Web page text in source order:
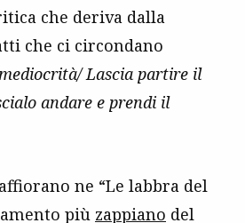
che deriva dalla
che ci circondano
Lascia partire il
andare e prendi il
ne “Le labbra del
più zappiano del